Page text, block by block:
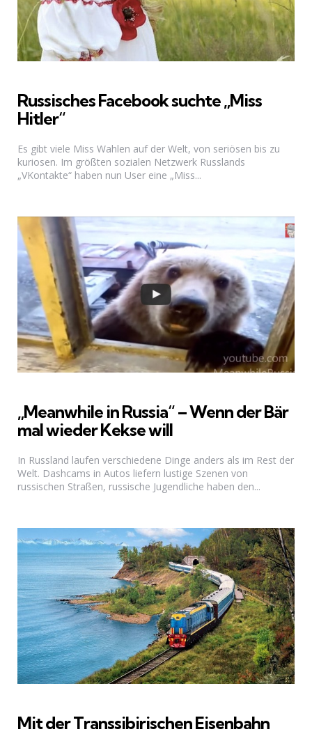
Russisches Facebook suchte „Miss
Hitler“
Es gibt viele Miss Wahlen auf der Welt, von seriösen bis zu
kuriosen. Im größten sozialen Netzwerk Russlands
„VKontakte“ haben nun User eine „Miss...
„Meanwhile in Russia“ – Wenn der Bär
mal wieder Kekse will
In Russland laufen verschiedene Dinge anders als im Rest der
Welt. Dashcams in Autos liefern lustige Szenen von
russischen Straßen, russische Jugendliche haben den...
Mit der Transsibirischen Eisenbahn